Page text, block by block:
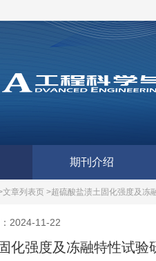
期刊介绍
文章列表页 >超硫酸盐渍土固化强度及冻
2024-11-22
化强度及冻融特性试验